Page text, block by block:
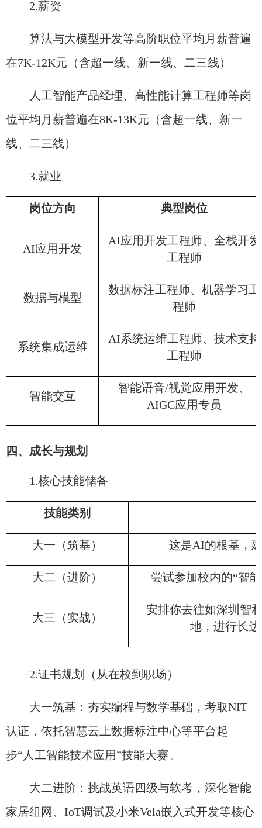
2.薪资
算法与大模型开发等高阶职位平均月薪普遍
在7K-12K元（含超一线、新一线、二三线）
人工智能产品经理、高性能计算工程师等岗
位平均月薪普遍在8K-13K元（含超一线、新一
线、二三线）
3.就业
岗位方向 典型岗位
AI应用开发
AI应用开发工程师、全栈开发
工程师
数据与模型
数据标注工程师、机器学习工
程师
系统集成运维
AI系统运维工程师、技术支持
工程师
智能交互
智能语音/视觉应用开发、
AIGC应用专员
四、成长与规划
1.核心技能储备
技能类别
大一（筑基） 这是AI的根基，
大二（进阶） 尝试参加校内的“智
大三（实战）
安排你去往如深圳智
地，进行长
2.证书规划（从在校到职场）
大一筑基：夯实编程与数学基础，考取NIT
认证，依托智慧云上数据标注中心等平台起
步“人工智能技术应用”技能大赛。
大二进阶：挑战英语四级与软考，深化智能
家居组网、IoT调试及小米Vela嵌入式开发等核心